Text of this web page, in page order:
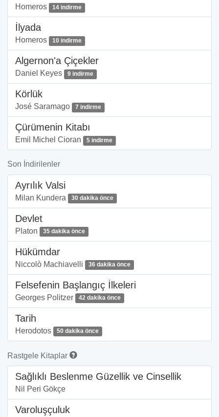
Homeros 14 indirme
İlyada
Homeros 10 indirme
Algernon'a Çiçekler
Daniel Keyes 9 indirme
Körlük
José Saramago 7 indirme
Çürümenin Kitabı
Emil Michel Cioran 5 indirme
Son İndirilenler
Ayrılık Valsi
Milan Kundera 30 dakika önce
Devlet
Platon 35 dakika önce
Hükümdar
Niccolò Machiavelli 36 dakika önce
Felsefenin Başlangıç İlkeleri
Georges Politzer 42 dakika önce
Tarih
Herodotos 50 dakika önce
Rastgele Kitaplar
Sağlıklı Beslenme Güzellik ve Cinsellik
Nil Peri Gökçe
Varoluşçuluk